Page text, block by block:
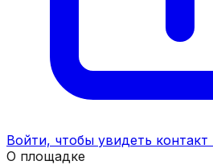
Войти, чтобы увидеть контакт
О площадке